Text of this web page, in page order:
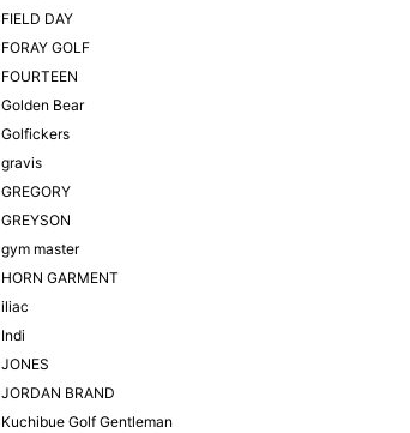
FIELD DAY
FORAY GOLF
FOURTEEN
Golden Bear
Golfickers
gravis
GREGORY
GREYSON
gym master
HORN GARMENT
iliac
Indi
JONES
JORDAN BRAND
Kuchibue Golf Gentleman